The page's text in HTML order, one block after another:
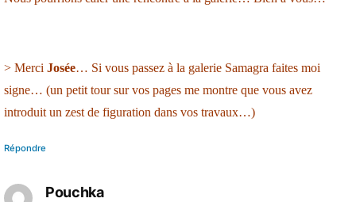
> Merci Josée… Si vous passez à la galerie Samagra faites moi
signe… (un petit tour sur vos pages me montre que vous avez
introduit un zest de figuration dans vos travaux…)
Répondre
Pouchka